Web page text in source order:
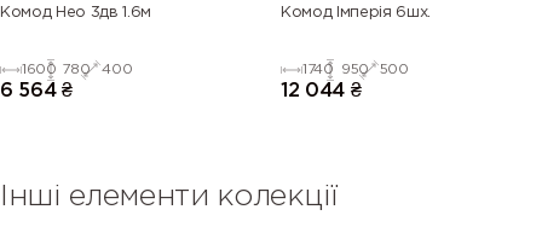
Комод Нео 3дв 1.6м
1600 780 400
6 564 ₴
Комод Імперія 6шх.
1740 950 500
12 044 ₴
Інші елементи колекції